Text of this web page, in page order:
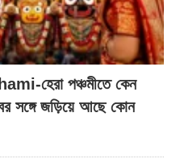
হেরা পঞ্চমীতে কেন
সঙ্গে জড়িয়ে আছে কোন